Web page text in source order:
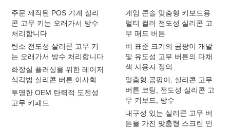
주문 제작된 POS 기계 실리
콘 고무 키는 오래가서 방수
처리합니다
탄소 전도성 살리콘 고무 키
는 오래가서 방수 처리합니다
화장실 플러싱을 위한 레이저
식각법 실리콘 버튼 이사회
투명한 OEM 탄력적 도전성
고무 키패드
게임 콘솔 맞춤형 키보드용
멀티 컬러 전도성 실리콘 고
무 패드 버튼
비 표준 크기의 곰팡이 개발
및 유도성 고무 버튼의 다채
색 사용자 정의
맞춤형 곰팡이, 실리콘 고무
버튼 코팅, 전도성 실리콘 고
무 키보드, 방수
내구성 있는 실리콘 고무 버
튼을 가진 맞춤형 스크린 인